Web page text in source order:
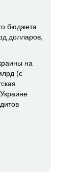
бюджета
долларов,
на
(с